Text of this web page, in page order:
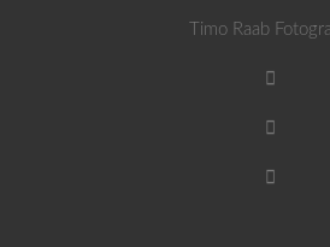
Timo Raab